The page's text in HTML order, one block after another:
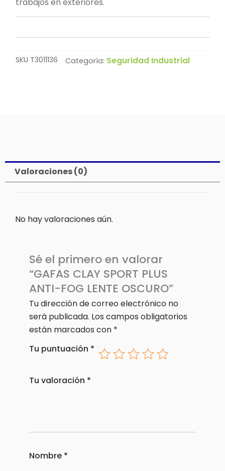
trabajos en exteriores.
SKU T3011136 Categoría: Seguridad Industrial
Valoraciones (0)
No hay valoraciones aún.
Sé el primero en valorar
“GAFAS CLAY SPORT PLUS
ANTI-FOG LENTE OSCURO”
Tu dirección de correo electrónico no
será publicada. Los campos obligatorios
están marcados con *
Tu puntuación *
Tu valoración *
Nombre *